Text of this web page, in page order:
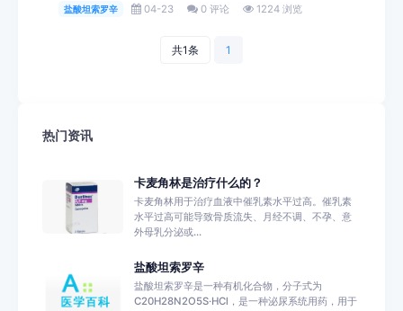
盐酸坦索罗辛 04-23 0 评论 1224 浏览
共1条 1
热门资讯
卡麦角林是治疗什么的？
卡麦角林用于治疗血液中催乳素水平过高。催乳素
水平过高可能导致骨质流失、月经不调、不孕、意
外母乳分泌或...
盐酸坦索罗辛
盐酸坦索罗辛是一种有机化合物，分子式为
C20H28N2O5S·HCl，是一种泌尿系统用药，用于